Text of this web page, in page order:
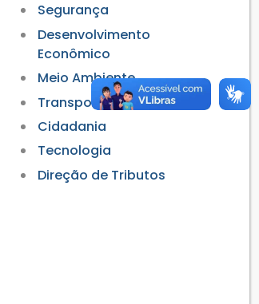
Segurança
Desenvolvimento
Econômico
Meio Ambiente
Transporte
Cidadania
Tecnologia
Direção de Tributos